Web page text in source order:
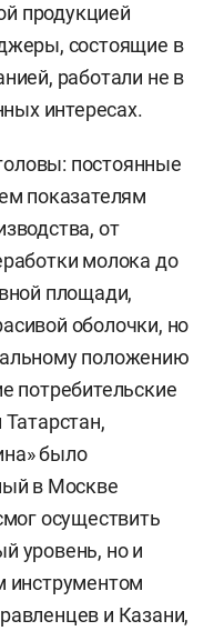
продукцией
состоящие в
работали не в
интересах.
постоянные
показателям
от
молока до
площади,
оболочки, но
положению
потребительские
было
в Москве
осуществить
уровень, но и
инструментом
и Казани,